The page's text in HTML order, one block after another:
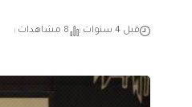
قبل 4 سنوات 8 مشاهدات